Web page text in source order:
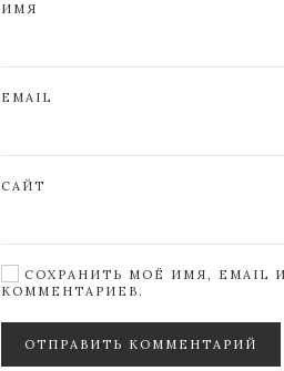
ИМЯ
EMAIL
САЙТ
СОХРАНИТЬ МОЁ ИМЯ, EMAIL
КОММЕНТАРИЕВ.
ОТПРАВИТЬ КОММЕНТАРИЙ